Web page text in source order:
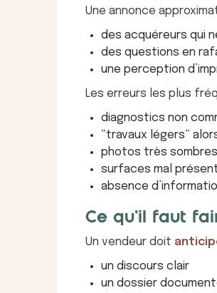
Une annonce
des acquéreurs qui
des questions en
une perception
Les erreurs les plus
diagnostics non
“travaux légers”
photos très
surfaces mal
absence
Ce qu’il faut
Un vendeur doit
un discours clair
un dossier